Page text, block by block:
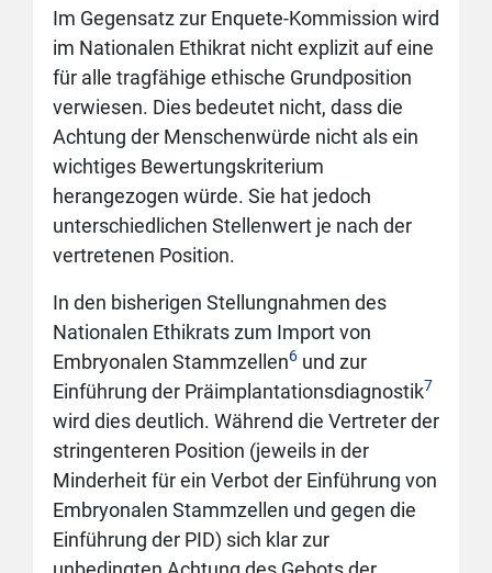
Im Gegensatz zur Enquete-Kommission wird
im Nationalen Ethikrat nicht explizit auf eine
für alle tragfähige ethische Grundposition
verwiesen. Dies bedeutet nicht, dass die
Achtung der Menschenwürde nicht als ein
wichtiges Bewertungskriterium
herangezogen würde. Sie hat jedoch
unterschiedlichen Stellenwert je nach der
vertretenen Position.
In den bisherigen Stellungnahmen des
Nationalen Ethikrats zum Import von
Embryonalen Stammzellen6 und zur
Einführung der Präimplantationsdiagnostik7
wird dies deutlich. Während die Vertreter der
stringenteren Position (jeweils in der
Minderheit für ein Verbot der Einführung von
Embryonalen Stammzellen und gegen die
Einführung der PID) sich klar zur